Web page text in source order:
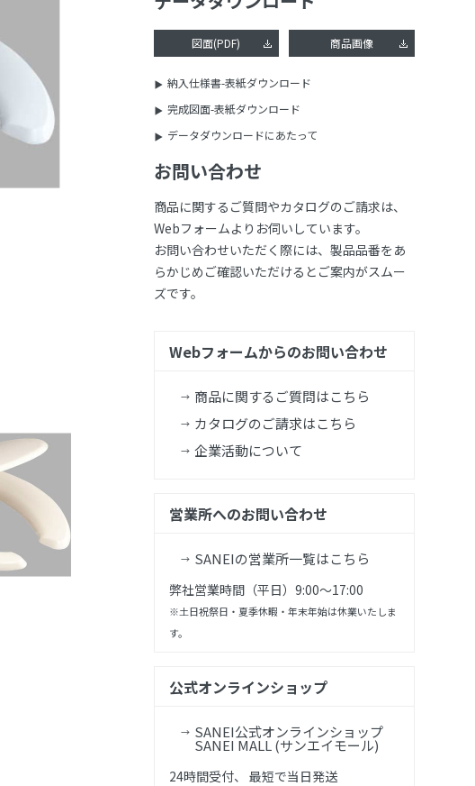
図面(PDF) 商品画像
納入仕様書-表紙ダウンロード
完成図面-表紙ダウンロード
データダウンロードにあたって
お問い合わせ
商品に関するご質問やカタログのご請求は、
Webフォームよりお伺いしています。
お問い合わせいただく際には、製品品番をあ
らかじめご確認いただけるとご案内がスムー
ズです。
Webフォームからのお問い合わせ
商品に関するご質問はこちら
カタログのご請求はこちら
企業活動について
営業所へのお問い合わせ
SANEIの営業所一覧はこちら
弊社営業時間（平日）9:00～17:00
※土日祝祭日・夏季休暇・年末年始は休業いたしま
す。
公式オンラインショップ
SANEI公式オンラインショップ
SANEI MALL (サンエイモール)
24時間受付、 最短で当日発送